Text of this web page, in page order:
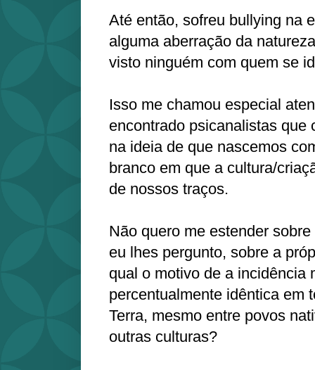
Até então, sofreu bullying na
alguma aberração da
visto ninguém com quem se
Isso me chamou especial
encontrado psicanalistas que
na ideia de que nascemos
branco em que a cultura/
de nossos traços.
Não quero me estender
eu lhes pergunto, sobre a
qual o motivo de a incidência
percentualmente idêntica em
Terra, mesmo entre povos
outras culturas?